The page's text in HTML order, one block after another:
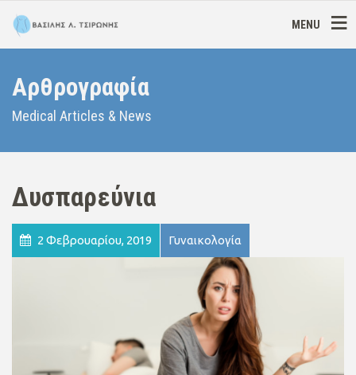
MENU
Αρθρογραφία
Medical Articles & News
Δυσπαρεύνια
2 Φεβρουαρίου, 2019 Γυναικολογία